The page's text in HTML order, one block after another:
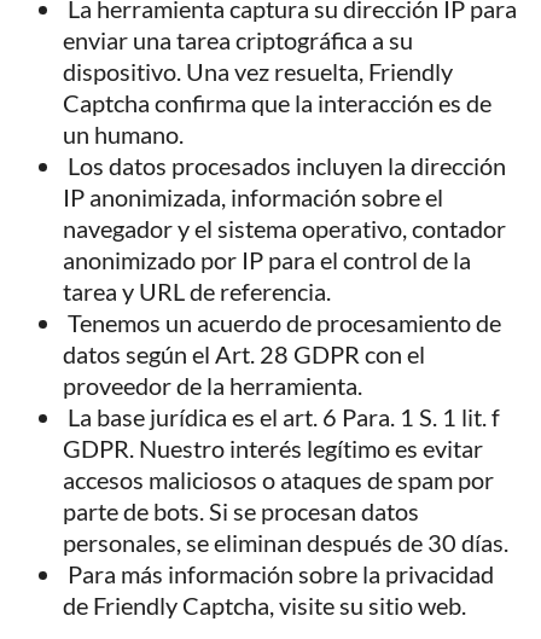
La herramienta captura su dirección IP para
enviar una tarea criptográfica a su
dispositivo. Una vez resuelta, Friendly
Captcha confirma que la interacción es de
un humano.
Los datos procesados incluyen la dirección
IP anonimizada, información sobre el
navegador y el sistema operativo, contador
anonimizado por IP para el control de la
tarea y URL de referencia.
Tenemos un acuerdo de procesamiento de
datos según el Art. 28 GDPR con el
proveedor de la herramienta.
La base jurídica es el art. 6 Para. 1 S. 1 lit. f
GDPR. Nuestro interés legítimo es evitar
accesos maliciosos o ataques de spam por
parte de bots. Si se procesan datos
personales, se eliminan después de 30 días.
Para más información sobre la privacidad
de Friendly Captcha, visite su sitio web.